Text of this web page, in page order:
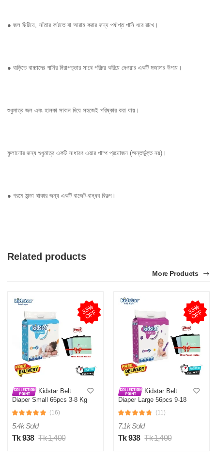
● জল ছিটিয়ে, সাঁতার কাটতে বা আরাম করার জন্য পর্যাপ্ত পানি ধরে রাখে।
● বাড়িতে বাচ্চাদের পানির নিরাপত্তার সাথে পরিচয় করিয়ে দেওয়ার একটি মজাদার উপায়।
শুধুমাত্র জল এবং হালকা সাবান দিয়ে সহজেই পরিষ্কার করা যায়।
ফুলানোর জন্য শুধুমাত্র একটি সাধারণ এয়ার পাম্প প্রয়োজন (অন্তর্ভুক্ত নয়)।
● গরমে ঠান্ডা থাকার জন্য একটি বাজেট-বান্ধব বিকল্প।
Related products
More Products
3
3
%
O
F
F
Kidstar Belt
Diaper Small 66pcs 3-8 Kg
(16)
5.4k Sold
Tk 938 Tk 1,400
3
3
%
O
F
F
Kidstar Belt
Diaper Large 56pcs 9-18
(11)
7.1k Sold
Tk 938 Tk 1,400